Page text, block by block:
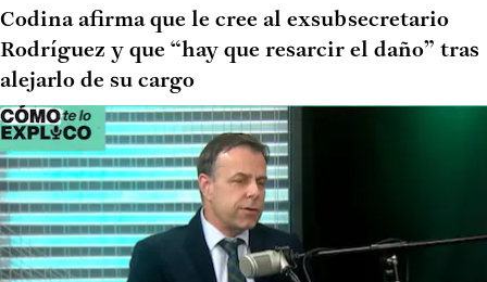
Codina afirma que le cree al exsubsecretario
Rodríguez y que “hay que resarcir el daño” tras
alejarlo de su cargo